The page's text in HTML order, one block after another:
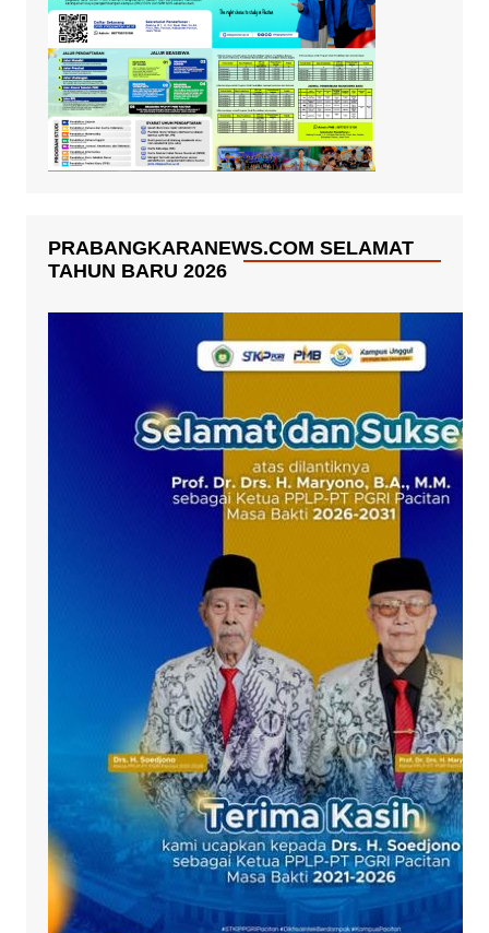
PRABANGKARANEWS.COM SELAMAT
TAHUN BARU 2026